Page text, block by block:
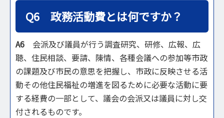
Q6 政務活動費とは何ですか？
A6 会派及び議員が行う調査研究、研修、広報、広
聴、住民相談、要請、陳情、各種会議への参加等市政
の課題及び市民の意思を把握し、市政に反映させる活
動その他住民福祉の増進を図るために必要な活動に要
する経費の一部として、議会の会派又は議員に対し交
付されるものです。